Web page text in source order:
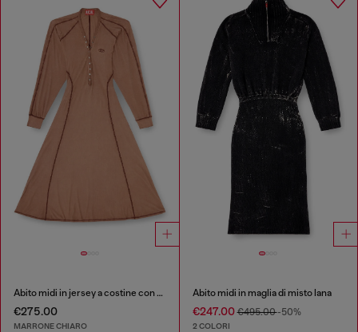
Abito midi in jersey a costine con maniche a pipistrello
€275.00
MARRONE CHIARO
Abito midi in maglia di misto lana
€247.00€495.00-50%
2 COLORI